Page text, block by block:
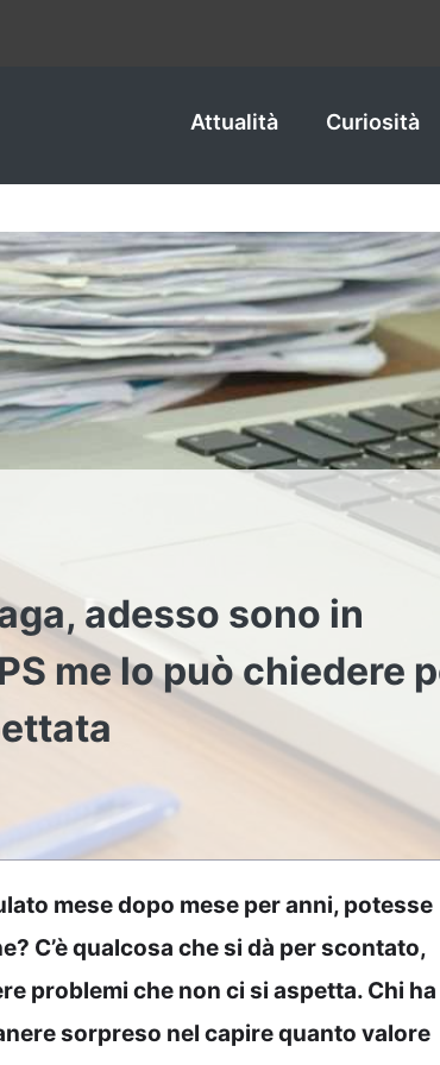
Attualità Curiosità
adesso sono in
me lo può chiedere
mese dopo mese per anni, potesse
C’è qualcosa che si dà per scontato,
problemi che non ci si aspetta. Chi ha
sorpreso nel capire quanto valore